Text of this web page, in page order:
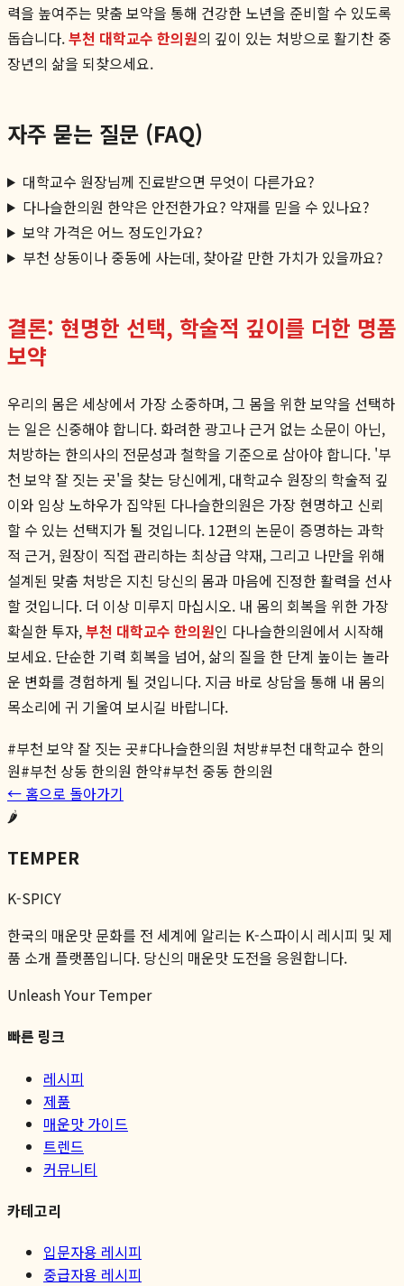
력을 높여주는 맞춤 보약을 통해 건강한 노년을 준비할 수 있도록
돕습니다.부천 대학교수 한의원의 깊이 있는 처방으로 활기찬 중
장년의 삶을 되찾으세요.
자주 묻는 질문 (FAQ)
대학교수 원장님께 진료받으면 무엇이 다른가요?
다나슬한의원 한약은 안전한가요? 약재를 믿을 수 있나요?
보약 가격은 어느 정도인가요?
부천 상동이나 중동에 사는데, 찾아갈 만한 가치가 있을까요?
결론: 현명한 선택, 학술적 깊이를 더한 명품
보약
우리의 몸은 세상에서 가장 소중하며, 그 몸을 위한 보약을 선택하
는 일은 신중해야 합니다. 화려한 광고나 근거 없는 소문이 아닌,
처방하는 한의사의 전문성과 철학을 기준으로 삼아야 합니다. '부
천 보약 잘 짓는 곳'을 찾는 당신에게, 대학교수 원장의 학술적 깊
이와 임상 노하우가 집약된 다나슬한의원은 가장 현명하고 신뢰
할 수 있는 선택지가 될 것입니다. 12편의 논문이 증명하는 과학
적 근거, 원장이 직접 관리하는 최상급 약재, 그리고 나만을 위해
설계된 맞춤 처방은 지친 당신의 몸과 마음에 진정한 활력을 선사
할 것입니다. 더 이상 미루지 마십시오. 내 몸의 회복을 위한 가장
확실한 투자,부천 대학교수 한의원인 다나슬한의원에서 시작해
보세요. 단순한 기력 회복을 넘어, 삶의 질을 한 단계 높이는 놀라
운 변화를 경험하게 될 것입니다. 지금 바로 상담을 통해 내 몸의
목소리에 귀 기울여 보시길 바랍니다.
#부천 보약 잘 짓는 곳#다나슬한의원 처방#부천 대학교수 한의
원#부천 상동 한의원 한약#부천 중동 한의원
← 홈으로 돌아가기
🌶️
TEMPER
K-SPICY
한국의 매운맛 문화를 전 세계에 알리는 K-스파이시 레시피 및 제
품 소개 플랫폼입니다. 당신의 매운맛 도전을 응원합니다.
Unleash Your Temper
빠른 링크
레시피
제품
매운맛 가이드
트렌드
커뮤니티
카테고리
입문자용 레시피
중급자용 레시피